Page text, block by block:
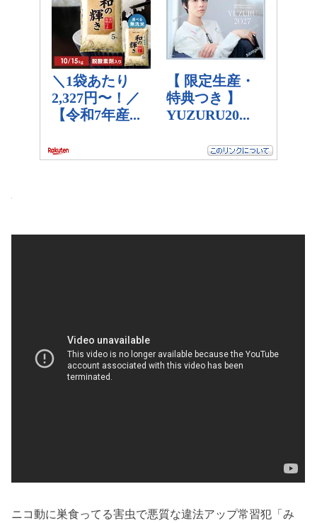
ニコ動に巣食ってる害虫で悪質な違法アップ常習犯「み